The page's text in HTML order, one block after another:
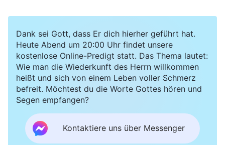
Dank sei Gott, dass Er dich hierher geführt hat.
Heute Abend um 20:00 Uhr findet unsere
kostenlose Online-Predigt statt. Das Thema lautet:
Wie man die Wiederkunft des Herrn willkommen
heißt und sich von einem Leben voller Schmerz
befreit. Möchtest du die Worte Gottes hören und
Segen empfangen?
Kontaktiere uns über Messenger